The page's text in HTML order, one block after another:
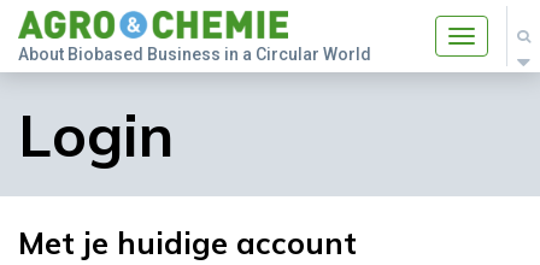
Toggle
About Biobased Business in a Circular World
Login
Met je huidige account